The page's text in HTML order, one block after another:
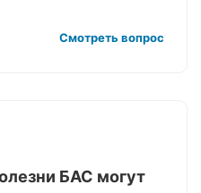
Смотреть вопрос
БАС могут